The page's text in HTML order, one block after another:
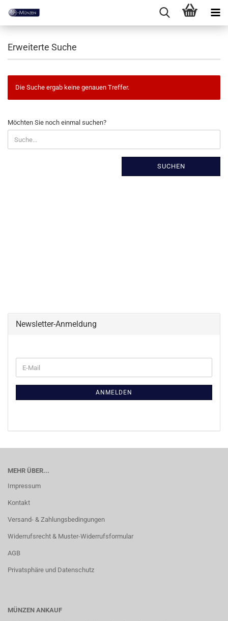
Erweiterte Suche
Die Suche ergab keine genauen Treffer.
MÖCHTEN
SIE
NOCH
EINMAL
Möchten Sie noch einmal suchen?
SUCHEN
Newsletter-Anmeldung
ZUR
E-
Mail
ANMELDEN
MEHR ÜBER...
Impressum
Kontakt
Versand- & Zahlungsbedingungen
Widerrufsrecht & Muster-Widerrufsformular
AGB
Privatsphäre und Datenschutz
MÜNZEN ANKAUF